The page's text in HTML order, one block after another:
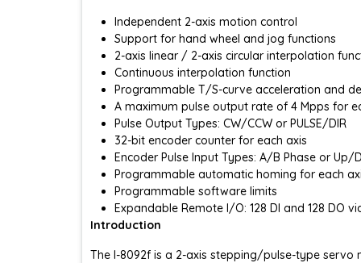
Independent 2-axis motion control
Support for hand wheel and jog functions
2-axis linear / 2-axis circular interpolation
Continuous interpolation function
Programmable T/S-curve acceleration and
A maximum pulse output rate of 4 Mpps for
Pulse Output Types: CW/CCW or PULSE/DIR
32-bit encoder counter for each axis
Encoder Pulse Input Types: A/B Phase or Up/
Programmable automatic homing for each
Programmable software limits
Expandable Remote I/O: 128 DI and 128 DO
Introduction
The I-8092f is a 2-axis stepping/pulse-type servo